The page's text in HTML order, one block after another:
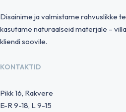
Disainime ja valmistame rahvuslikke
kasutame naturaalseid materjale –
kliendi soovile.
KONTAKTID
Pikk 16, Rakvere
E-R 9-18, L 9-15